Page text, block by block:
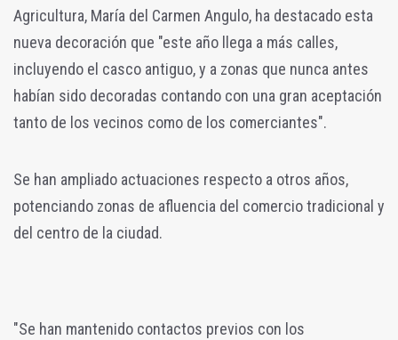
Agricultura, María del Carmen Angulo, ha destacado esta
nueva decoración que "este año llega a más calles,
incluyendo el casco antiguo, y a zonas que nunca antes
habían sido decoradas contando con una gran aceptación
tanto de los vecinos como de los comerciantes".
Se han ampliado actuaciones respecto a otros años,
potenciando zonas de afluencia del comercio tradicional y
del centro de la ciudad.
"Se han mantenido contactos previos con los